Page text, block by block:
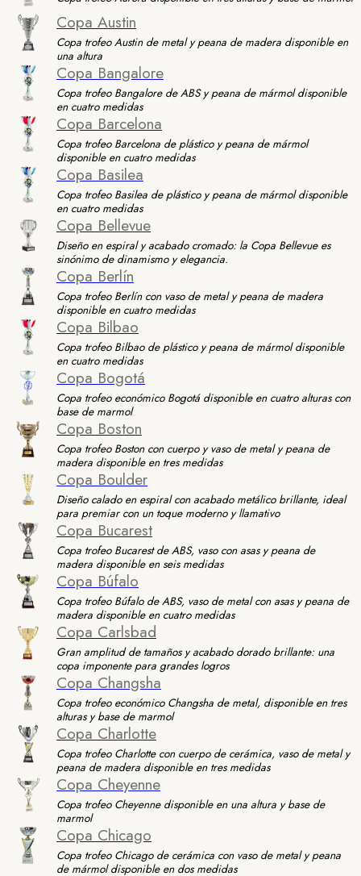
Copa Austin
Copa trofeo Austin de metal y peana de madera disponible en
una altura
Copa Bangalore
Copa trofeo Bangalore de ABS y peana de mármol disponible
en cuatro medidas
Copa Barcelona
Copa trofeo Barcelona de plástico y peana de mármol
disponible en cuatro medidas
Copa Basilea
Copa trofeo Basilea de plástico y peana de mármol disponible
en cuatro medidas
Copa Bellevue
Diseño en espiral y acabado cromado: la Copa Bellevue es
sinónimo de dinamismo y elegancia.
Copa Berlín
Copa trofeo Berlín con vaso de metal y peana de madera
disponible en cuatro medidas
Copa Bilbao
Copa trofeo Bilbao de plástico y peana de mármol disponible
en cuatro medidas
Copa Bogotá
Copa trofeo económico Bogotá disponible en cuatro alturas con
base de marmol
Copa Boston
Copa trofeo Boston con cuerpo y vaso de metal y peana de
madera disponible en tres medidas
Copa Boulder
Diseño calado en espiral con acabado metálico brillante, ideal
para premiar con un toque moderno y llamativo
Copa Bucarest
Copa trofeo Bucarest de ABS, vaso con asas y peana de
madera disponible en seis medidas
Copa Búfalo
Copa trofeo Búfalo de ABS, vaso de metal con asas y peana de
madera disponible en cuatro medidas
Copa Carlsbad
Gran amplitud de tamaños y acabado dorado brillante: una
copa imponente para grandes logros
Copa Changsha
Copa trofeo económico Changsha de metal, disponible en tres
alturas y base de marmol
Copa Charlotte
Copa trofeo Charlotte con cuerpo de cerámica, vaso de metal y
peana de madera disponible en tres medidas
Copa Cheyenne
Copa trofeo Cheyenne disponible en una altura y base de
marmol
Copa Chicago
Copa trofeo Chicago de cerámica con vaso de metal y peana
de mármol disponible en dos medidas